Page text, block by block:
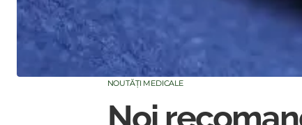
NOUTĂȚI MEDICALE